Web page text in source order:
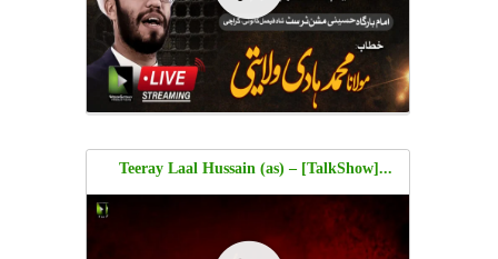
...[TalkShow] Teeray Laal Hussain (as) –
Shaheed Ustaad Sibte Jafar Zaidi